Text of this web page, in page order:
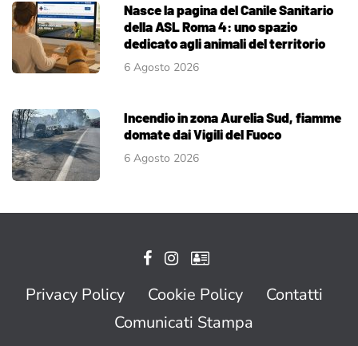
Nasce la pagina del Canile Sanitario
della ASL Roma 4: uno spazio
dedicato agli animali del territorio
6 Agosto 2026
Incendio in zona Aurelia Sud, fiamme
domate dai Vigili del Fuoco
6 Agosto 2026
Privacy Policy Cookie Policy
Contatti
Comunicati Stampa